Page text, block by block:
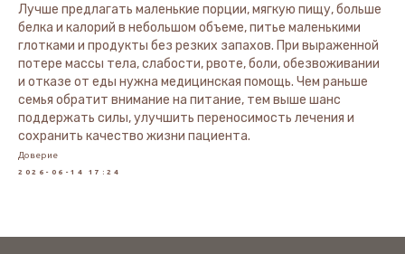
Лучше предлагать маленькие порции, мягкую пищу, больше
белка и калорий в небольшом объеме, питье маленькими
глотками и продукты без резких запахов. При выраженной
потере массы тела, слабости, рвоте, боли, обезвоживании
и отказе от еды нужна медицинская помощь. Чем раньше
семья обратит внимание на питание, тем выше шанс
поддержать силы, улучшить переносимость лечения и
сохранить качество жизни пациента.
Доверие
2026-06-14 17:24